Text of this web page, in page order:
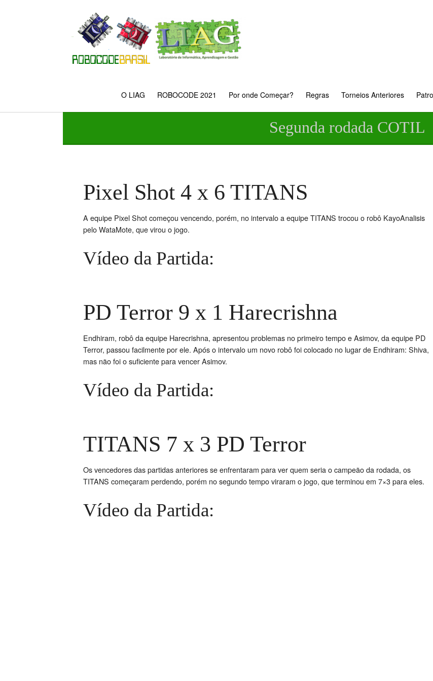
O LIAG ROBOCODE 2021 Por onde Começar? Regras Torneios Anteriores
Segunda rodada COTIL
Pixel Shot 4 x 6 TITANS
A equipe Pixel Shot começou vencendo, porém, no intervalo a equipe TITANS trocou o robô KayoAnalisis
pelo WataMote, que virou o jogo.
Vídeo da Partida:
PD Terror 9 x 1 Harecrishna
Endhiram, robô da equipe Harecrishna, apresentou problemas no primeiro tempo e Asimov, da equipe PD
Terror, passou facilmente por ele. Após o intervalo um novo robô foi colocado no lugar de Endhiram: Shiva,
mas não foi o suficiente para vencer Asimov.
Vídeo da Partida:
TITANS 7 x 3 PD Terror
Os vencedores das partidas anteriores se enfrentaram para ver quem seria o campeão da rodada, os
TITANS começaram perdendo, porém no segundo tempo viraram o jogo, que terminou em 7×3 para eles.
Vídeo da Partida: